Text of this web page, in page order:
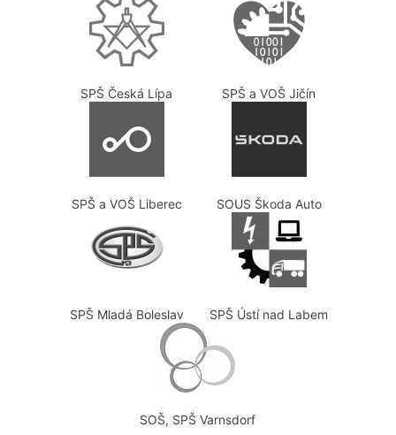
SPŠ Česká Lípa SPŠ a VOŠ Jičín
SPŠ a VOŠ Liberec SOUS Škoda Auto
SPŠ Mladá Boleslav SPŠ Ústí nad Labem
SOŠ, SPŠ Varnsdorf